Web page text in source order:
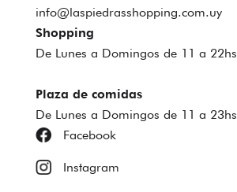
info@laspiedrasshopping.com.uy
Shopping
De Lunes a Domingos de 11 a 22hs
Plaza de comidas
De Lunes a Domingos de 11 a 23hs
Facebook
Instagram